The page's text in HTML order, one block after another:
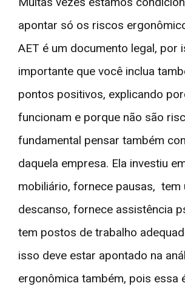
apontar só os riscos
AET é um documento legal, por
importante que você inclua
pontos positivos, explicando
funcionam e porque não são
fundamental pensar também
daquela empresa. Ela investiu
mobiliário, fornece pausas, tem
descanso, fornece assistência
tem postos de trabalho
isso deve estar apontado na
ergonômica também, pois essa